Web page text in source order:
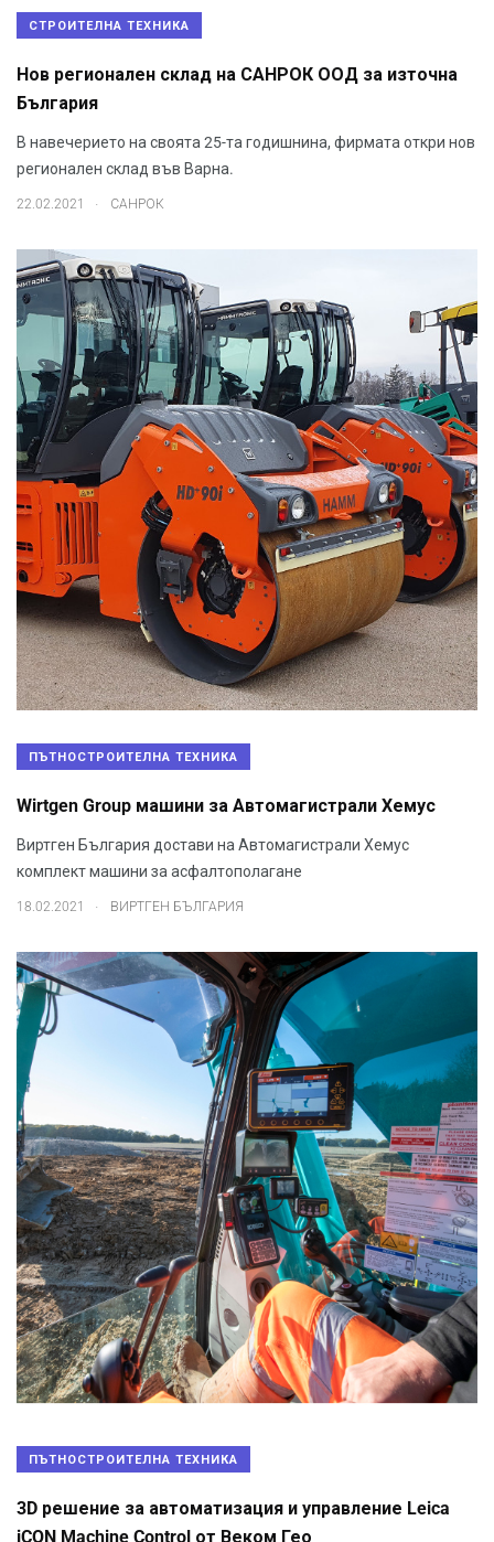
СТРОИТЕЛНА ТЕХНИКА
Нов регионален склад на САНРОК ООД за източна
България
В навечерието на своята 25-та годишнина, фирмата откри нов
регионален склад във Варна.
22.02.2021 . САНРОК
ПЪТНОСТРОИТЕЛНА ТЕХНИКА
Wirtgen Group машини за Автомагистрали Хемус
Виртген България достави на Автомагистрали Хемус
комплект машини за асфалтополагане
18.02.2021 . ВИРТГЕН БЪЛГАРИЯ
ПЪТНОСТРОИТЕЛНА ТЕХНИКА
3D решение за автоматизация и управление Leica
iCON Machine Control от Веком Гео